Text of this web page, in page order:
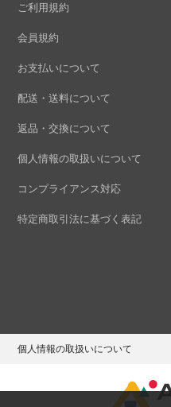
ご利用規約
会員規約
お支払いについて
配送・送料について
返品・交換について
個人情報の取扱いについて
コンプライアンス対応
特定商取引法に基づく表記
個人情報の取扱いについて